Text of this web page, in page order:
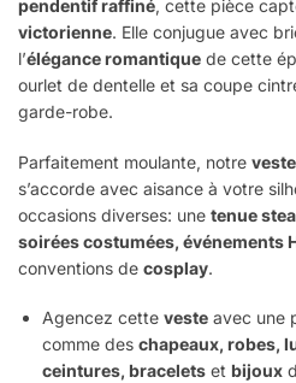
pendentif raffiné, cette pièce
victorienne. Elle conjugue avec
l’élégance romantique de cette
ourlet de dentelle et sa coupe
garde-robe.
Parfaitement moulante, notre
s’accorde avec aisance à votre
occasions diverses: une tenue
soirées costumées, événements
conventions de cosplay.
Agencez cette veste avec une
comme des chapeaux, robes,
ceintures, bracelets et bijoux